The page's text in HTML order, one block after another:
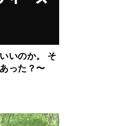
いのか。 そ
った？〜